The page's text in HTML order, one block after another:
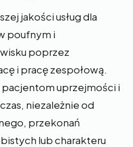
jakości usług dla
poufnym i
poprzez
i pracę zespołową.
uprzejmości i
niezależnie od
przekonań
lub charakteru